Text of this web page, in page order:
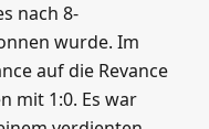
nach 8-
wurde. Im
auf die Revance
mit 1:0. Es war